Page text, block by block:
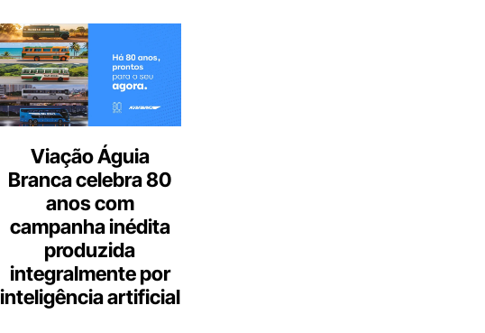
Viação Águia
Branca celebra 80
anos com
campanha inédita
produzida
integralmente por
inteligência artificial